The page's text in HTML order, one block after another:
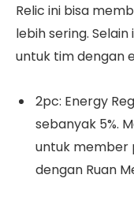
Relic ini bisa
lebih sering.
untuk tim dengan
2pc: Energy
sebanyak 5%.
untuk member
dengan Ruan